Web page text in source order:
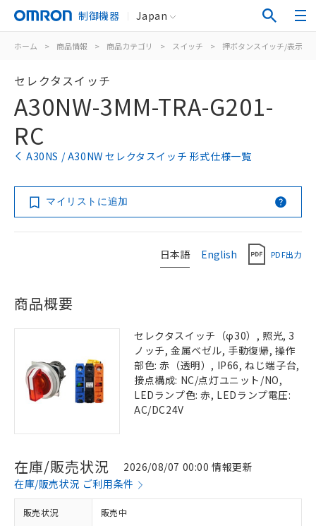
制御機器 Japan
ホーム > 商品情報 > 商品カテゴリ > スイッチ > 押ボタンスイッチ/表示灯
セレクタスイッチ
A30NW-3MM-TRA-G201-
RC
A30NS / A30NW セレクタスイッチ 形式仕様一覧
マイリストに追加
日本語 English PDF出力
商品概要
セレクタスイッチ（φ30）, 照光, 3
ノッチ, 金属ベゼル, 手動復帰, 操作
部色: 赤（透明）, IP66, ねじ端子台,
接点構成: NC/点灯ユニット/NO,
LEDランプ色: 赤, LEDランプ電圧:
AC/DC24V
在庫/販売状況
2026/08/07 00:00 情報更新
在庫/販売状況 ご利用条件
販売状況 販売中